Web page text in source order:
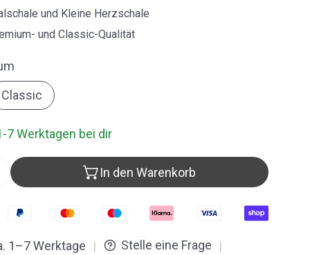
und Kleine Herzschale
und Classic-Qualität
Classic
7 Werktagen bei dir
Hess® Klangmassage Set S verringern
für Peter Hess® Klangmassage Set S erhöhen
In den Warenkorb
1–7 Werktage | Stelle eine Frage
|